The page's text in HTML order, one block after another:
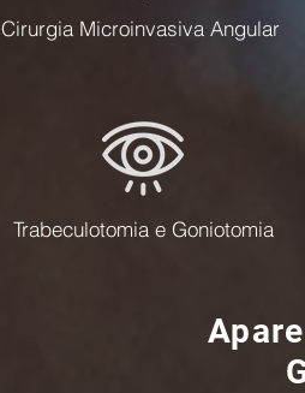
Cirurgia Microinvasiva Angular
Trabeculotomia e Goniotomia